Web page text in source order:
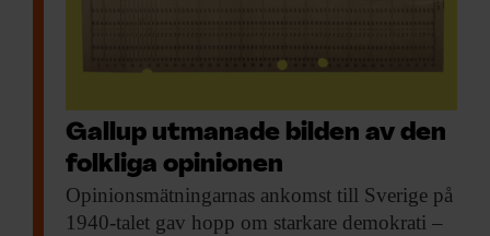
Gallup utmanade bilden av den
folkliga opinionen
Opinionsmätningarnas ankomst till Sverige på
1940-talet gav hopp om starkare demokrati –